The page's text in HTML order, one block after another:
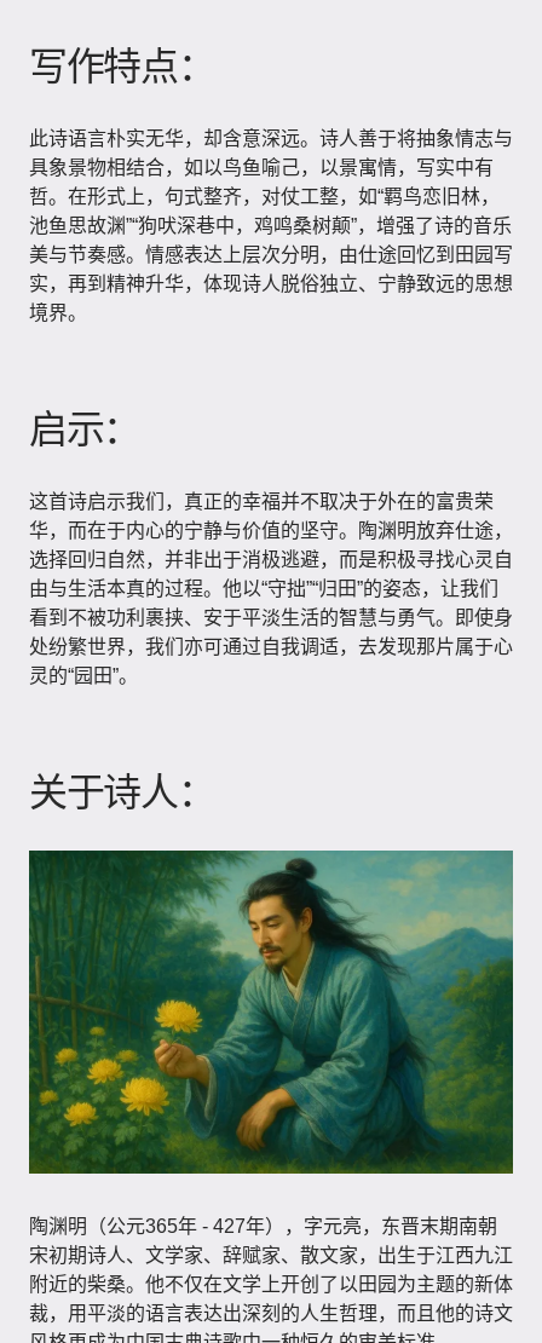
写作特点：
此诗语言朴实无华，却含意深远。诗人善于将抽象情志与
具象景物相结合，如以鸟鱼喻己，以景寓情，写实中有
哲。在形式上，句式整齐，对仗工整，如“羁鸟恋旧林，
池鱼思故渊”“狗吠深巷中，鸡鸣桑树颠”，增强了诗的音乐
美与节奏感。情感表达上层次分明，由仕途回忆到田园写
实，再到精神升华，体现诗人脱俗独立、宁静致远的思想
境界。
启示：
这首诗启示我们，真正的幸福并不取决于外在的富贵荣
华，而在于内心的宁静与价值的坚守。陶渊明放弃仕途，
选择回归自然，并非出于消极逃避，而是积极寻找心灵自
由与生活本真的过程。他以“守拙”“归田”的姿态，让我们
看到不被功利裹挟、安于平淡生活的智慧与勇气。即使身
处纷繁世界，我们亦可通过自我调适，去发现那片属于心
灵的“园田”。
关于诗人：
陶渊明（公元365年 - 427年）​，字元亮，东晋末期南朝
宋初期诗人、文学家、辞赋家、散文家，出生于江西九江
附近的柴桑。他不仅在文学上开创了以田园为主题的新体
裁，用平淡的语言表达出深刻的人生哲理，而且他的诗文